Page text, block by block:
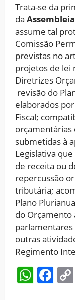
Trata-se da
da
assume tal
Comissão
previstas no
projetos de lei
Diretrizes
revisão do
elaborados
Fiscal;
orçamentárias
submetidas à
Legislativa
de receita ou
repercussão
tributária;
Plano
do Orçamento
outras
Regimento